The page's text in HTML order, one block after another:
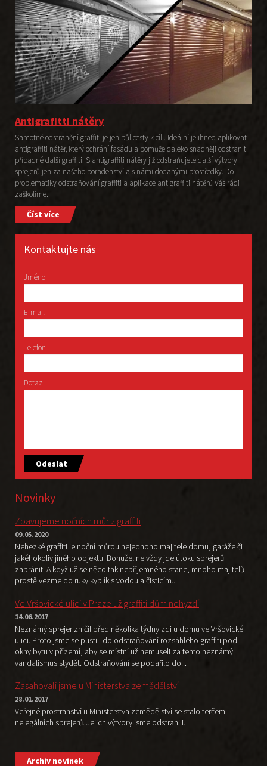
Antigrafitti nátěry
Samotné odstranění graffiti je jen půl cesty k cíli. Ideální je ihned aplikovat
antigraffiti nátěr, který ochrání fasádu a pomůže daleko snadněji odstranit
případné další graffiti. S antigraffiti nátěry již odstraňujete další výtvory
sprejerů jen za našeho poradenství a s námi dodanými prostředky. Do
problematiky odstraňování graffiti a aplikace antigraffiti nátěrů Vás rádi
zaškolíme.
Číst více
Kontaktujte nás
Jméno
E-mail
Telefon
Dotaz
Odeslat
Novinky
Zbavujeme nočních můr z graffiti
09.05.2020
Nehezké graffiti je noční můrou nejednoho majitele domu, garáže či
jakéhokoliv jiného objektu. Bohužel ne vždy jde útoku sprejerů
zabránit. A když už se něco tak nepříjemného stane, mnoho majitelů
prostě vezme do ruky kyblík s vodou a čisticím...
Ve Vršovické ulici v Praze už graffiti dům nehyzdí
14.06.2017
Neznámý sprejer zničil před několika týdny zdi u domu ve Vršovické
ulici. Proto jsme se pustili do odstraňování rozsáhlého graffiti pod
okny bytu v přízemí, aby se místní už nemuseli za tento neznámý
vandalismus stydět. Odstraňování se podařilo do...
Zasahovali jsme u Ministerstva zemědělství
28.01.2017
Veřejné prostranství u Ministerstva zemědělství se stalo terčem
nelegálních sprejerů. Jejich výtvory jsme odstranili.
Archiv novinek